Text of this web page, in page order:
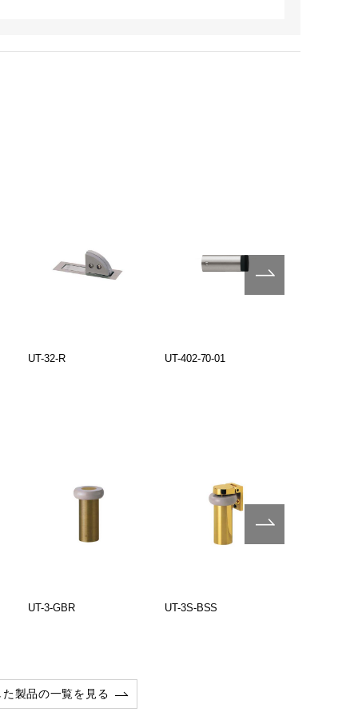
UT-32-R UT-402-70-01
UT-3-GBR UT-3S-BSS
製品の一覧を見る